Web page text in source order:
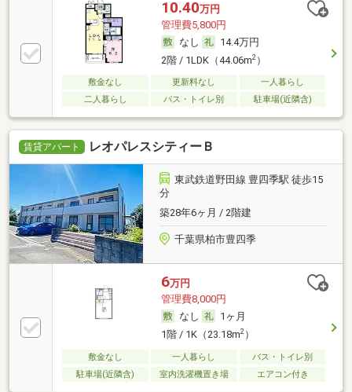
10.40万円
管理費5,800円
なし
14.4万円
2階 / 1LDK（44.06m2）
敷金なし 更新料なし
一人暮らし
二人暮らし
バス・トイレ別 駐車場(近隣含)
賃貸アパート レオパレスシティーＢ
東武鉄道野田線 豊四季駅 徒歩15
分
築28年6ヶ月 / 2階建
千葉県柏市豊四季
6万円
管理費8,000円
なし
1ヶ月
1階 / 1K（23.18m2）
敷金なし 一人暮らし
バス・トイレ別
駐車場(近隣含)
室内洗濯機置き場 エアコン付き